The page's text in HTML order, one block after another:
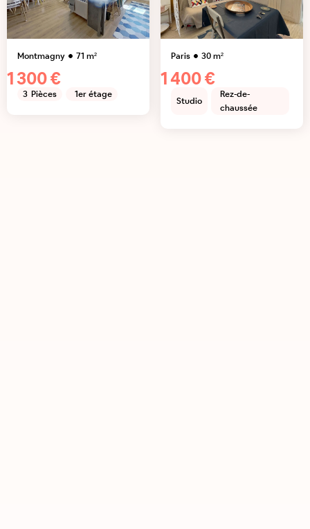
Montmagny 71 m²
1 300 €
3 Pièces 1er étage
Paris 30m²
1 400 €
Studio
Rez-de-
chaussée